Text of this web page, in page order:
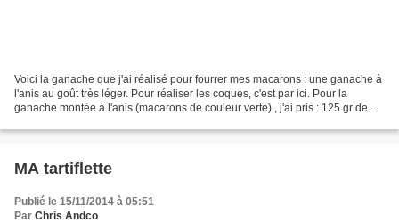
Voici la ganache que j'ai réalisé pour fourrer mes macarons : une ganache à
l'anis au goût très léger. Pour réaliser les coques, c'est par ici. Pour la
ganache montée à l'anis (macarons de couleur verte) , j'ai pris : 125 gr de
MA tartiflette
Publié le 15/11/2014 à 05:51
Par Chris Andco